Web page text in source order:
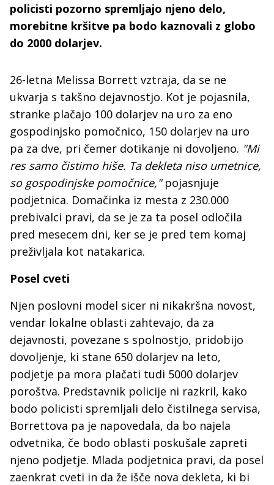
policisti pozorno spremljajo njeno delo,
morebitne kršitve pa bodo kaznovali z globo
do 2000 dolarjev.
26-letna Melissa Borrett vztraja, da se ne
ukvarja s takšno dejavnostjo. Kot je pojasnila,
stranke plačajo 100 dolarjev na uro za eno
gospodinjsko pomočnico, 150 dolarjev na uro
pa za dve, pri čemer dotikanje ni dovoljeno. "Mi
res samo čistimo hiše. Ta dekleta niso umetnice,
so gospodinjske pomočnice,"pojasnjuje
podjetnica. Domačinka iz mesta z 230.000
prebivalci pravi, da se je za ta posel odločila
pred mesecem dni, ker se je pred tem komaj
preživljala kot natakarica.
Posel cveti
Njen poslovni model sicer ni nikakršna novost,
vendar lokalne oblasti zahtevajo, da za
dejavnosti, povezane s spolnostjo, pridobijo
dovoljenje, ki stane 650 dolarjev na leto,
podjetje pa mora plačati tudi 5000 dolarjev
poroštva. Predstavnik policije ni razkril, kako
bodo policisti spremljali delo čistilnega servisa,
Borrettova pa je napovedala, da bo najela
odvetnika, če bodo oblasti poskušale zapreti
njeno podjetje. Mlada podjetnica pravi, da posel
zaenkrat cveti in da že išče nova dekleta, ki bi